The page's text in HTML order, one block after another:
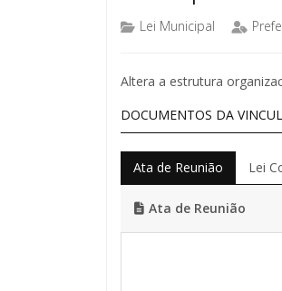
Lei Municipal
Altera a estrutura
DOCUMENTOS DA
Ata de Reunião Lei
Ata de Reunião